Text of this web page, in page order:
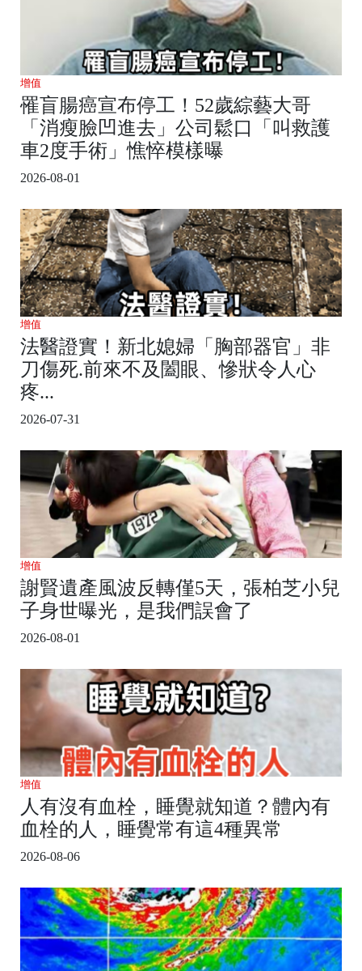
增值
罹盲腸癌宣布停工！52歲綜藝大哥
「消瘦臉凹進去」公司鬆口「叫救護
車2度手術」憔悴模樣曝
2026-08-01
增值
法醫證實！新北媳婦「胸部器官」非
刀傷死.前來不及闔眼、慘狀令人心
疼...
2026-07-31
增值
謝賢遺產風波反轉僅5天，張柏芝小兒
子身世曝光，是我們誤會了
2026-08-01
增值
人有沒有血栓，睡覺就知道？體內有
血栓的人，睡覺常有這4種異常
2026-08-06